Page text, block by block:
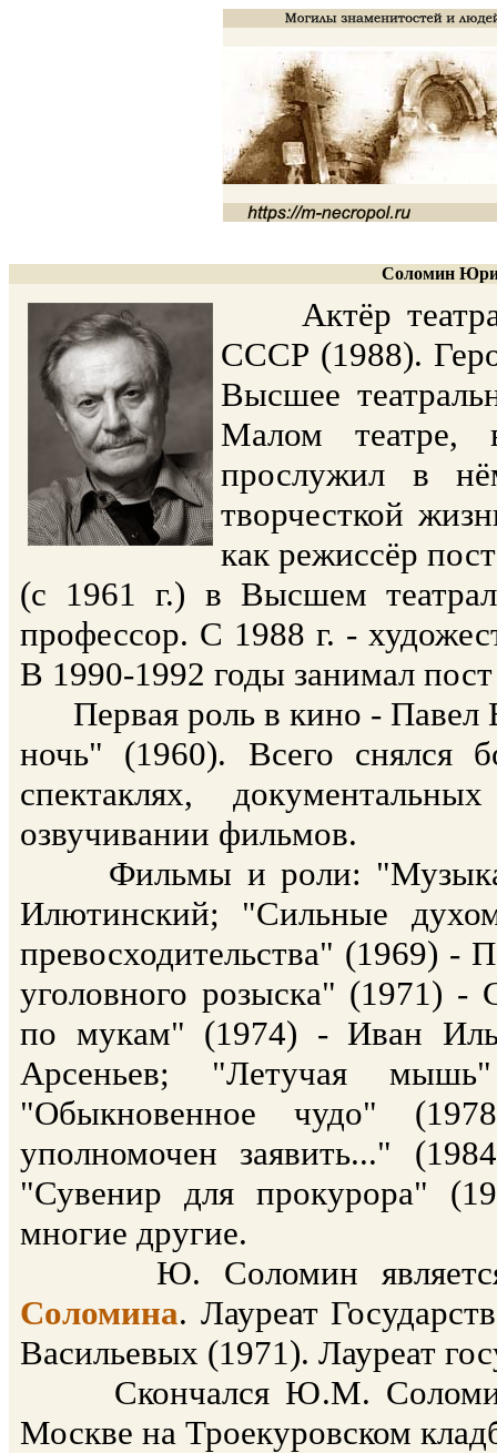
Соломин
Актёр театра
СССР (1988).
Высшее
Малом театре,
прослужил в
творчесткой
как режиссёр
(с 1961 г.) в Высшем
профессор. С 1988 г. -
В 1990-1992 годы занимал
Первая роль в кино - Павел
ночь" (1960). Всего снялся
спектаклях,
озвучивании фильмов.
Фильмы и роли:
Илютинский; "Сильные
превосходительства" (1969) -
уголовного розыска" (1971) -
по мукам" (1974) - Иван
Арсеньев; "Летучая
"Обыкновенное чудо"
уполномочен заявить..."
"Сувенир для прокурора"
многие другие.
Ю. Соломин является
Соломина. Лауреат
Васильевых (1971). Лауреат
Скончался Ю.М. Соломин
Москве на Троекуровском